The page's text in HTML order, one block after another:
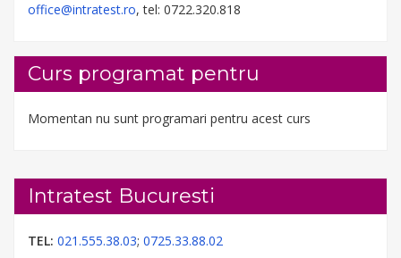
office@intratest.ro, tel: 0722.320.818
Curs programat pentru
Momentan nu sunt programari pentru acest curs
Intratest Bucuresti
TEL: 021.555.38.03; 0725.33.88.02